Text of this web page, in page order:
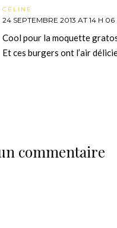
CÉLINE
24 SEPTEMBRE 2013 AT 14 H 06
Cool pour la moquette
Et ces burgers ont l’air
commentaire